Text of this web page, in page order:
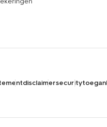
disclaimersecurity